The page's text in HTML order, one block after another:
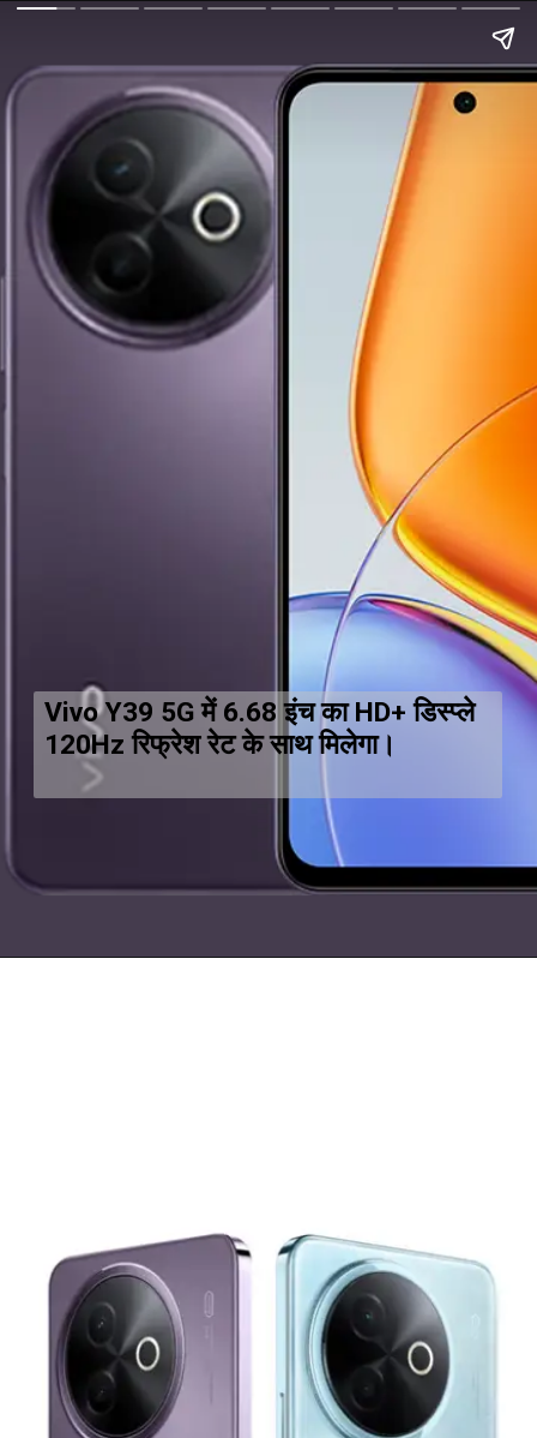
Vivo Y39 5G में 6.68 इंच का HD+ डिस्प्ले
120Hz रिफ्रेश रेट के साथ मिलेगा।